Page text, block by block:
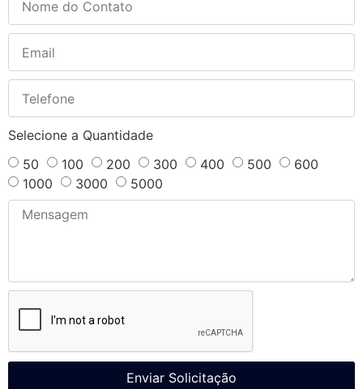
Selecione a Quantidade
50
100 200 300 400 500
600
1000
3000 5000
Enviar Solicitação